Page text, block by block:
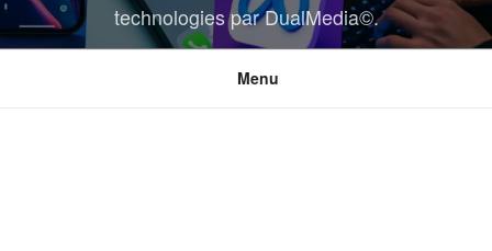
technologies par DualMedia©.
Menu